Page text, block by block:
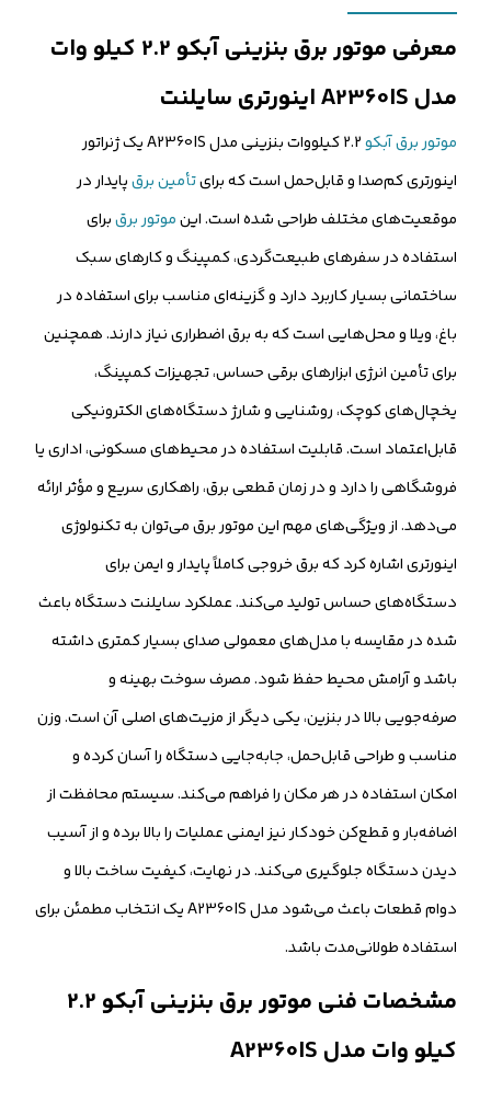
معرفی موتور برق بنزینی آبکو 2.2 کیلو وات
مدل A2360IS اینورتری سایلنت
موتور برق آبکو
2.2 کیلووات بنزینی مدل A2360IS یک ژنراتور
اینورتری کم‌صدا و قابل‌حمل است که برایتأمین برقپایدار در
موقعیت‌های مختلف طراحی شده است. اینموتور برقبرای
استفاده در سفرهای طبیعت‌گردی، کمپینگ و کارهای سبک
ساختمانی بسیار کاربرد دارد و گزینه‌ای مناسب برای استفاده در
باغ، ویلا و محل‌هایی است که به برق اضطراری نیاز دارند. همچنین
برای تأمین انرژی ابزارهای برقی حساس، تجهیزات کمپینگ،
یخچال‌های کوچک، روشنایی و شارژ دستگاه‌های الکترونیکی
قابل‌اعتماد است. قابلیت استفاده در محیط‌های مسکونی، اداری یا
فروشگاهی را دارد و در زمان قطعی برق، راهکاری سریع و مؤثر ارائه
می‌دهد. از ویژگی‌های مهم این موتور برق می‌توان به تکنولوژی
اینورتری اشاره کرد که برق خروجی کاملاً پایدار و ایمن برای
دستگاه‌های حساس تولید می‌کند. عملکرد سایلنت دستگاه باعث
شده در مقایسه با مدل‌های معمولی صدای بسیار کمتری داشته
باشد و آرامش محیط حفظ شود. مصرف سوخت بهینه و
صرفه‌جویی بالا در بنزین، یکی دیگر از مزیت‌های اصلی آن است. وزن
مناسب و طراحی قابل‌حمل، جابه‌جایی دستگاه را آسان کرده و
امکان استفاده در هر مکان را فراهم می‌کند. سیستم محافظت از
اضافه‌بار و قطع‌کن خودکار نیز ایمنی عملیات را بالا برده و از آسیب
دیدن دستگاه جلوگیری می‌کند. در نهایت، کیفیت ساخت بالا و
دوام قطعات باعث می‌شود مدل A2360IS یک انتخاب مطمئن برای
استفاده طولانی‌مدت باشد.
مشخصات فنی موتور برق بنزینی آبکو 2.2
کیلو وات مدل A2360IS